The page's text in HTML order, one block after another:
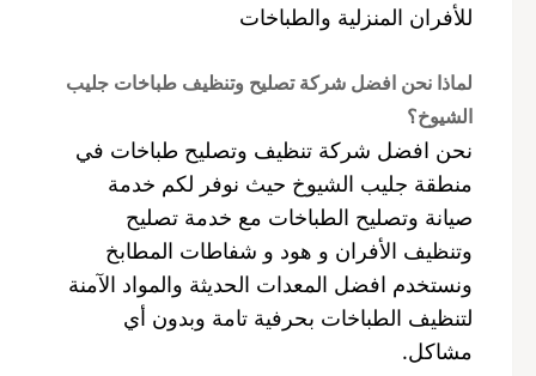
للأفران المنزلية والطباخات
لماذا نحن افضل شركة تصليح وتنظيف طباخات جليب
الشيوخ؟
نحن افضل شركة تنظيف وتصليح طباخات في
منطقة جليب الشيوخ حيث نوفر لكم خدمة
صيانة وتصليح الطباخات مع خدمة تصليح
وتنظيف الأفران و هود و شفاطات المطابخ
ونستخدم افضل المعدات الحديثة والمواد الآمنة
لتنظيف الطباخات بحرفية تامة وبدون أي
مشاكل.